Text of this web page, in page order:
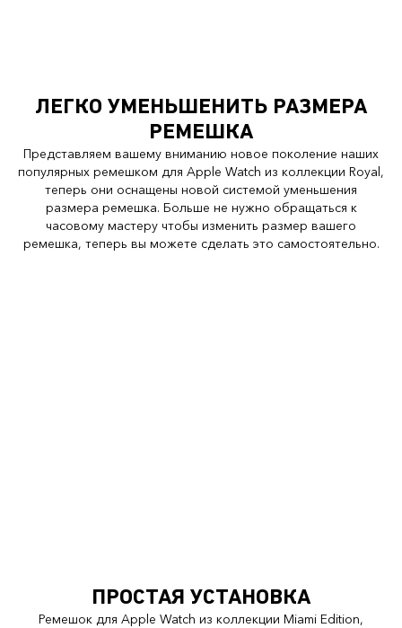
ЛЕГКО УМЕНЬШЕНИТЬ РАЗМЕРА
РЕМЕШКА
Представляем вашему вниманию новое поколение наших
популярных ремешком для Apple Watch из коллекции Royal,
теперь они оснащены новой системой уменьшения
размера ремешка. Больше не нужно обращаться к
часовому мастеру чтобы изменить размер вашего
ремешка, теперь вы можете сделать это самостоятельно.
ПРОСТАЯ УСТАНОВКА
Ремешок для Apple Watch из коллекции Miami Edition,